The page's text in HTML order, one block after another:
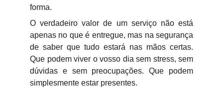
forma.
O verdadeiro valor de um serviço não está
apenas no que é entregue, mas na segurança
de saber que tudo estará nas mãos certas.
Que podem viver o vosso dia sem stress, sem
dúvidas e sem preocupações. Que podem
simplesmente estar presentes.